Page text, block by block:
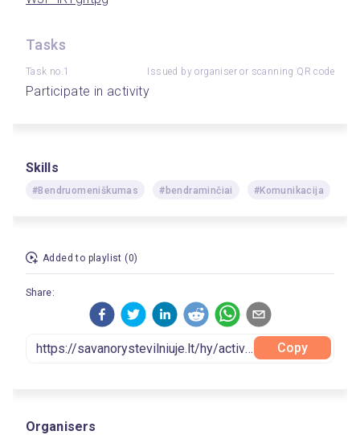
Tasks
Task no.1 Issued by organiser or scanning QR code
Participate in activity
Skills
#Bendruomeniškumas #bendraminčiai #Komunikacija
Added to playlist (0)
Share:
Copy
Organisers